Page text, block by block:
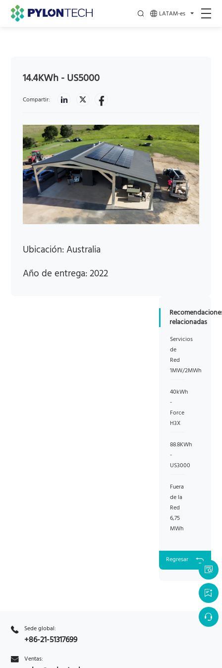
LATAM-es
14.4KWh - US5000
Compartir:
Ubicación: Australia
Año de entrega: 2022
relacionadas
Servicios
de
Red
1MW/2MWh
40kWh
-
Force
H3X
88.8KWh
-
US3000
Fuera
de la
Red
6,75
MWh
Regresar
Sede global:
+86-21-51317699
Ventas: